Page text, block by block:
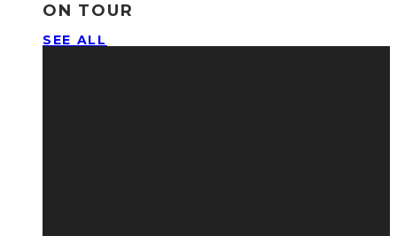
ON TOUR
SEE ALL